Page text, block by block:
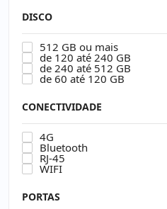
DISCO
512 GB ou mais
de 120 até 240 GB
de 240 até 512 GB
de 60 até 120 GB
CONECTIVIDADE
4G
Bluetooth
RJ-45
WIFI
PORTAS